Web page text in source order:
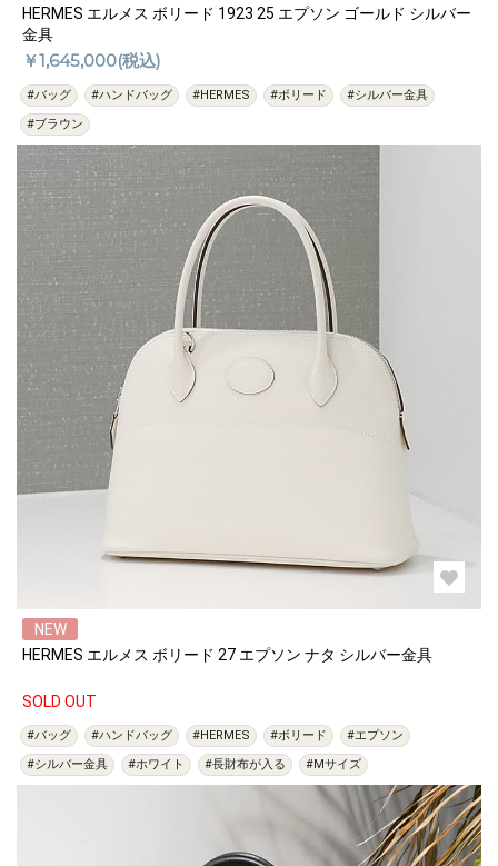
HERMES エルメス ボリード 1923 25 エプソン ゴールド シルバー
金具
￥1,645,000(税込)
#バッグ #ハンドバッグ #HERMES #ボリード
#シルバー金具
#ブラウン
NEW
HERMES エルメス ボリード 27 エプソン ナタ シルバー金具
SOLD OUT
#バッグ #ハンドバッグ #HERMES #ボリード
#エプソン
#シルバー金具
#ホワイト #長財布が入る #Mサイズ